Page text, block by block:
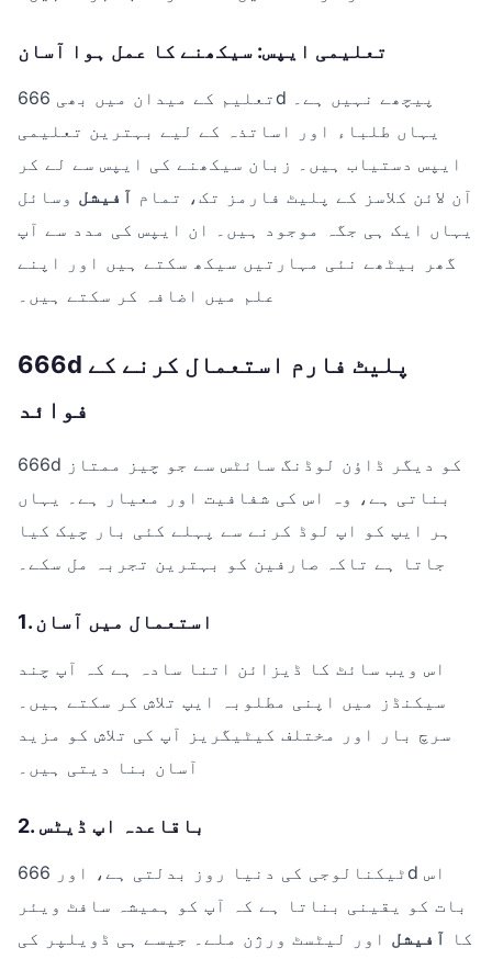
تعلیمی ایپس: سیکھنے کا عمل ہوا آسان
تعلیم کے میدان میں بھی 666d پیچھے نہیں ہے۔
یہاں طلباء اور اساتذہ کے لیے بہترین تعلیمی
ایپس دستیاب ہیں۔ زبان سیکھنے کی ایپس سے لے کر
آن لائن کلاسز کے پلیٹ فارمز تک، تمام آفیشل وسائل
یہاں ایک ہی جگہ موجود ہیں۔ ان ایپس کی مدد سے آپ
گھر بیٹھے نئی مہارتیں سیکھ سکتے ہیں اور اپنے
علم میں اضافہ کر سکتے ہیں۔
666d پلیٹ فارم استعمال کرنے کے
فوائد
666d کو دیگر ڈاؤن لوڈنگ سائٹس سے جو چیز ممتاز
بناتی ہے، وہ اس کی شفافیت اور معیار ہے۔ یہاں
ہر ایپ کو اپ لوڈ کرنے سے پہلے کئی بار چیک کیا
جاتا ہے تاکہ صارفین کو بہترین تجربہ مل سکے۔
1. استعمال میں آسان
اس ویب سائٹ کا ڈیزائن اتنا سادہ ہے کہ آپ چند
سیکنڈز میں اپنی مطلوبہ ایپ تلاش کر سکتے ہیں۔
سرچ بار اور مختلف کیٹیگریز آپ کی تلاش کو مزید
آسان بنا دیتی ہیں۔
2. باقاعدہ اپ ڈیٹس
ٹیکنالوجی کی دنیا روز بدلتی ہے، اور 666d اس
بات کو یقینی بناتا ہے کہ آپ کو ہمیشہ سافٹ ویئر
کا آفیشل اور لیٹسٹ ورژن ملے۔ جیسے ہی ڈویلپر کی